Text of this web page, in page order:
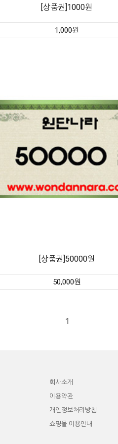
[상품권]1000원
1,000원
[상품권]50000원
50,000원
1
회사소개
이용약관
개인정보처리방침
쇼핑몰 이용안내